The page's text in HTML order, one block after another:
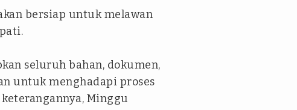
bersiap untuk melawan
seluruh bahan, dokumen,
untuk menghadapi proses
Minggu